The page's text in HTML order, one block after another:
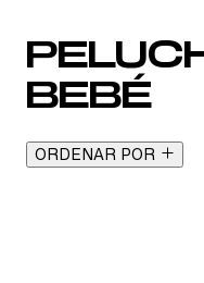
BEBÉ
ORDENAR POR